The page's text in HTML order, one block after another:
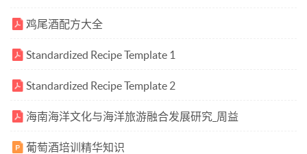
鸡尾酒配方大全
Standardized Recipe Template 1
Standardized Recipe Template 2
海南海洋文化与海洋旅游融合发展研究_周益
葡萄酒培训精华知识